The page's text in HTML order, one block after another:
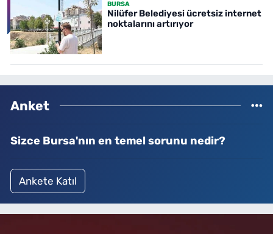
BURSA
Nilüfer Belediyesi ücretsiz internet
noktalarını artırıyor
Anket
Sizce Bursa'nın en temel sorunu nedir?
Ankete Katıl